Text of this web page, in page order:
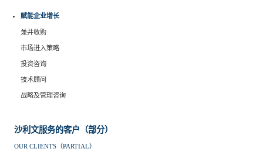
赋能企业增长
兼并收购
市场进入策略
投资咨询
技术顾问
战略及管理咨询
沙利文服务的客户（部分）
OUR CLIENTS（PARTIAL）